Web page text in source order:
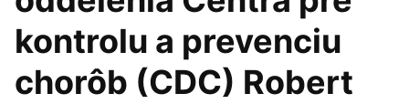
kontrolu a prevenciu
chorôb (CDC) Robert